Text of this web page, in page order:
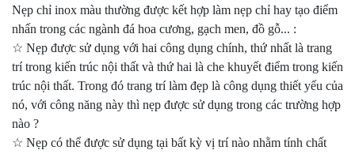
Nẹp chỉ inox màu thường được kết hợp làm nẹp chỉ hay tạo điểm
nhấn trong các ngành đá hoa cương, gạch men, đồ gỗ... :
☆ Nẹp được sử dụng với hai công dụng chính, thứ nhất là trang
trí trong kiến trúc nội thất và thứ hai là che khuyết điểm trong kiến
trúc nội thất. Trong đó trang trí làm đẹp là công dụng thiết yếu của
nó, với công năng này thì nẹp được sử dụng trong các trường hợp
nào ?
☆ Nẹp có thể được sử dụng tại bất kỳ vị trí nào nhằm tính chất